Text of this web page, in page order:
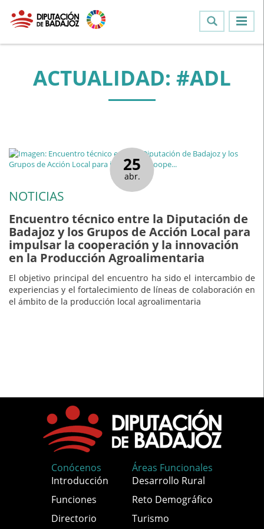
ACTUALIDAD: #ADL
25
abr.
NOTICIAS
Encuentro técnico entre la Diputación de
Badajoz y los Grupos de Acción Local para
impulsar la cooperación y la innovación
en la Producción Agroalimentaria
El objetivo principal del encuentro ha sido el intercambio de
experiencias y el fortalecimiento de líneas de colaboración en
el ámbito de la producción local agroalimentaria
Conócenos
Introducción
Funciones
Directorio
Áreas Funcionales
Desarrollo Rural
Reto Demográfico
Turismo